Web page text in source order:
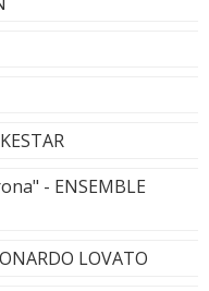
- ENSEMBLE
LOVATO